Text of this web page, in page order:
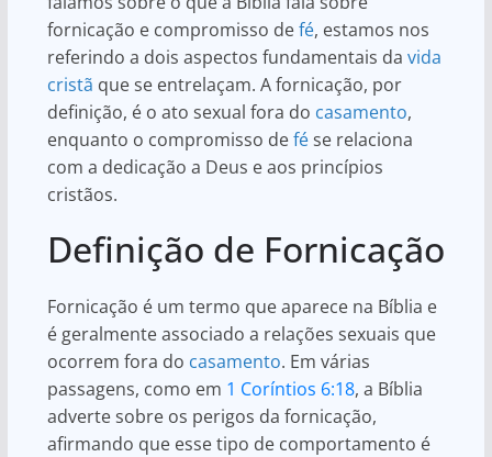
fornicação e compromisso defé, estamos nos
referindo a dois aspectos fundamentais da vida
cristã que se entrelaçam. A fornicação, por
definição, é o ato sexual fora do casamento,
enquanto o compromisso defése relaciona
com a dedicação a Deus e aos princípios
cristãos.
Definição de Fornicação
Fornicação é um termo que aparece na Bíblia e
é geralmente associado a relações sexuais que
ocorrem fora do casamento. Em várias
passagens, como em 1 Coríntios 6:18, a Bíblia
adverte sobre os perigos da fornicação,
afirmando que esse tipo de comportamento é